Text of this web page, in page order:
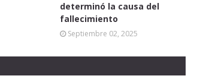
determinó la causa del
fallecimiento
Septiembre 02, 2025